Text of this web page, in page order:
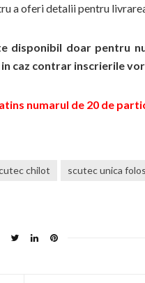
a oferi detalii pentru
disponibil doar pentru
caz contrar inscrierile
numarul de 20 de
chilot
scutec unica